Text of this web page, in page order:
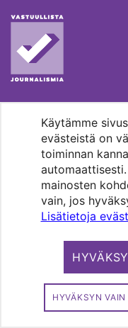
Käytämme
evästeistä on
toiminnan
mainosten
vain, jos
Lisätietoja
HYVÄKSYN
Pääkaupunkiseudun
luterilaisten
Copyright 2026. Kirkko
rights reserved.